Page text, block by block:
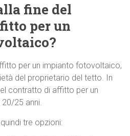
fine del
per un
per un impianto fotovoltaico,
del proprietario del tetto. In
contratto di affitto per un
25 anni.
tre opzioni: